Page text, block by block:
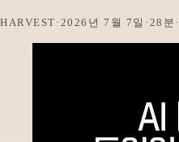
HARVEST · 2026년 7월 7일 · 28분 ·